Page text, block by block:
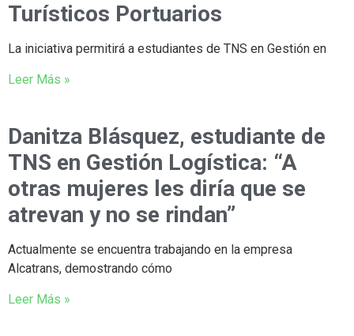
Turísticos Portuarios
La iniciativa permitirá a estudiantes de TNS en Gestión en
Leer Más »
Danitza Blásquez, estudiante de
TNS en Gestión Logística: “A
otras mujeres les diría que se
atrevan y no se rindan”
Actualmente se encuentra trabajando en la empresa
Alcatrans, demostrando cómo
Leer Más »